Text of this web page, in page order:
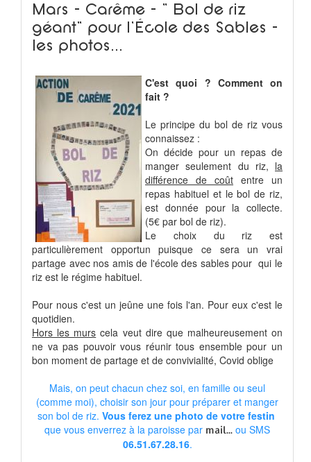
Mars - Carême - " Bol de riz
géant" pour l'École des Sables -
les photos...
C'est quoi ? Comment on
fait ?
Le principe du bol de riz vous
connaissez :
On décide pour un repas de
manger seulement du riz, la
différence de coût entre un
repas habituel et le bol de riz,
est donnée pour la collecte.
(5€ par bol de riz).
Le choix du riz est
particulièrement opportun puisque ce sera un vrai
partage avec nos amis de l'école des sables pour qui le
riz est le régime habituel.
Pour nous c'est un jeûne une fois l'an. Pour eux c'est le
quotidien.
Hors les murs cela veut dire que malheureusement on
ne va pas pouvoir vous réunir tous ensemble pour un
bon moment de partage et de convivialité, Covid oblige
Mais, on peut chacun chez soi, en famille ou seul
(comme moi), choisir son jour pour préparer et manger
son bol de riz. Vous ferez une photo de votre festin
que vous enverrez à la paroisse par mail... ou SMS
06.51.67.28.16.